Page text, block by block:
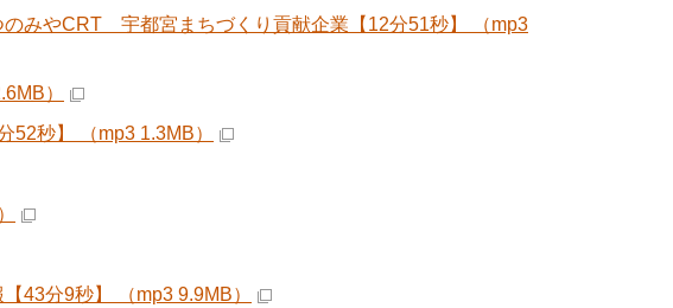
みやCRT 宇都宮まちづくり貢献企業【12分51秒】 （mp3
）
52秒】 （mp3 1.3MB）
43分9秒】 （mp3 9.9MB）